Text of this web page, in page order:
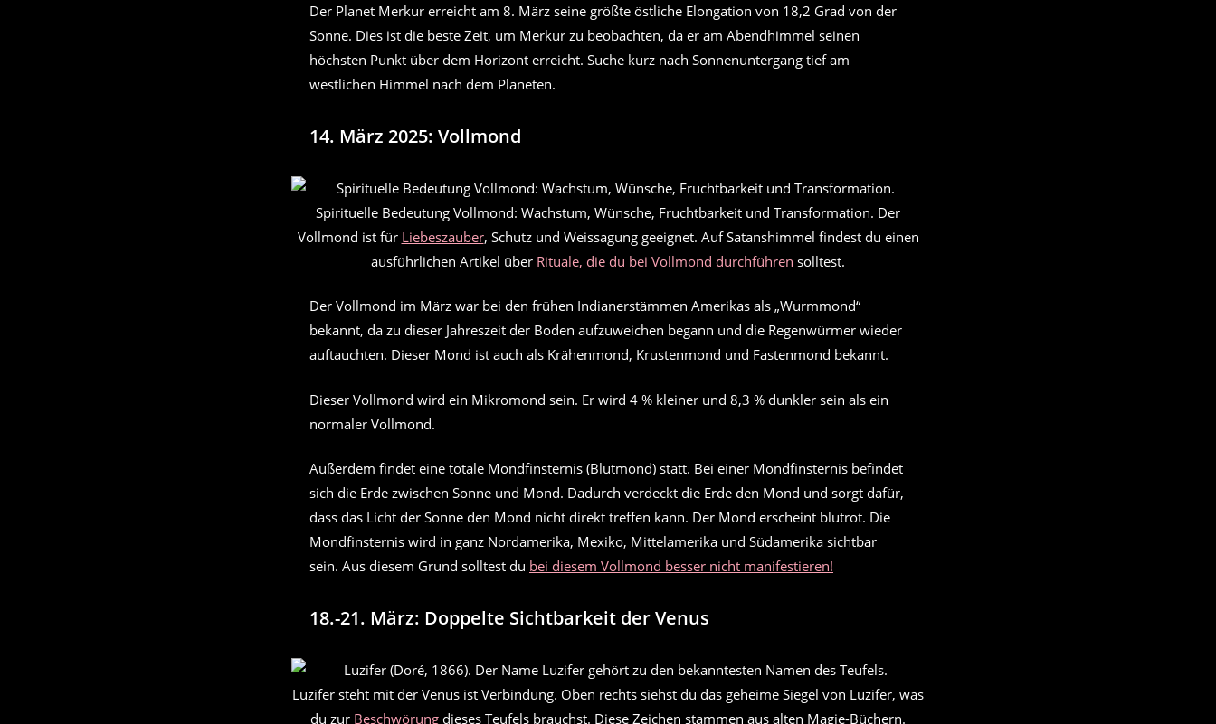
Der Planet Merkur erreicht am 8. März seine größte östliche Elongation von 18,2 Grad von der
Sonne. Dies ist die beste Zeit, um Merkur zu beobachten, da er am Abendhimmel seinen
höchsten Punkt über dem Horizont erreicht. Suche kurz nach Sonnenuntergang tief am
westlichen Himmel nach dem Planeten.
14. März 2025: Vollmond
Spirituelle Bedeutung Vollmond: Wachstum, Wünsche, Fruchtbarkeit und Transformation. Der
Vollmond ist für Liebeszauber, Schutz und Weissagung geeignet. Auf Satanshimmel findest du einen
ausführlichen Artikel über Rituale, die du bei Vollmond durchführen solltest.
Der Vollmond im März war bei den frühen Indianerstämmen Amerikas als „Wurmmond“
bekannt, da zu dieser Jahreszeit der Boden aufzuweichen begann und die Regenwürmer wieder
auftauchten. Dieser Mond ist auch als Krähenmond, Krustenmond und Fastenmond bekannt.
Dieser Vollmond wird ein Mikromond sein. Er wird 4 % kleiner und 8,3 % dunkler sein als ein
normaler Vollmond.
Außerdem findet eine totale Mondfinsternis (Blutmond) statt. Bei einer Mondfinsternis befindet
sich die Erde zwischen Sonne und Mond. Dadurch verdeckt die Erde den Mond und sorgt dafür,
dass das Licht der Sonne den Mond nicht direkt treffen kann. Der Mond erscheint blutrot. Die
Mondfinsternis wird in ganz Nordamerika, Mexiko, Mittelamerika und Südamerika sichtbar
sein. Aus diesem Grund solltest du bei diesem Vollmond besser nicht manifestieren!
18.-21. März: Doppelte Sichtbarkeit der Venus
Luzifer steht mit der Venus ist Verbindung. Oben rechts siehst du das geheime Siegel von Luzifer, was
du zur Beschwörung dieses Teufels brauchst. Diese Zeichen stammen aus alten Magie-Büchern.